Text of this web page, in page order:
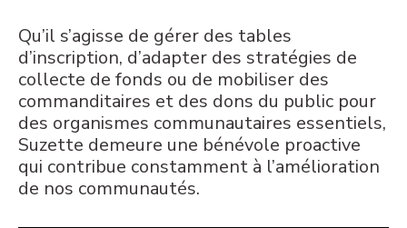
Qu’il s’agisse de gérer des tables
d’inscription, d’adapter des stratégies de
collecte de fonds ou de mobiliser des
commanditaires et des dons du public pour
des organismes communautaires essentiels,
Suzette demeure une bénévole proactive
qui contribue constamment à l’amélioration
de nos communautés.